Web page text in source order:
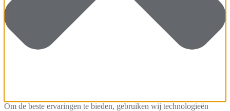
Om de beste ervaringen te bieden, gebruiken wij technologieën